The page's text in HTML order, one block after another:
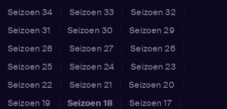
Seizoen 34
Seizoen 33
Seizoen 32
Seizoen 31
Seizoen 30
Seizoen 29
Seizoen 28
Seizoen 27
Seizoen 26
Seizoen 25
Seizoen 24
Seizoen 23
Seizoen 22
Seizoen 21
Seizoen 20
Seizoen 19
Seizoen 18
Seizoen 17